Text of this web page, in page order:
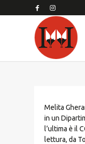
Melita
in un
l’ultima è il
lettura, da